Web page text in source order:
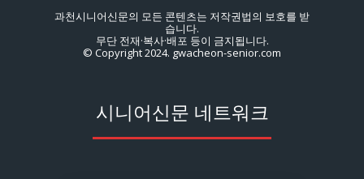
과천시니어신문의 모든 콘텐츠는 저작권법의 보호를 받
습니다.
무단 전재·복사·배포 등이 금지됩니다.
© Copyright 2024. gwacheon-senior.com
시니어신문 네트워크